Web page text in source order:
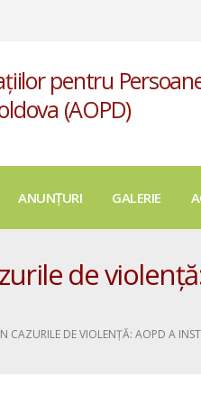
pentru
(AOPD)
ANUNȚURI GALERIE
de
CAZURILE DE VIOLENȚĂ: AOPD A